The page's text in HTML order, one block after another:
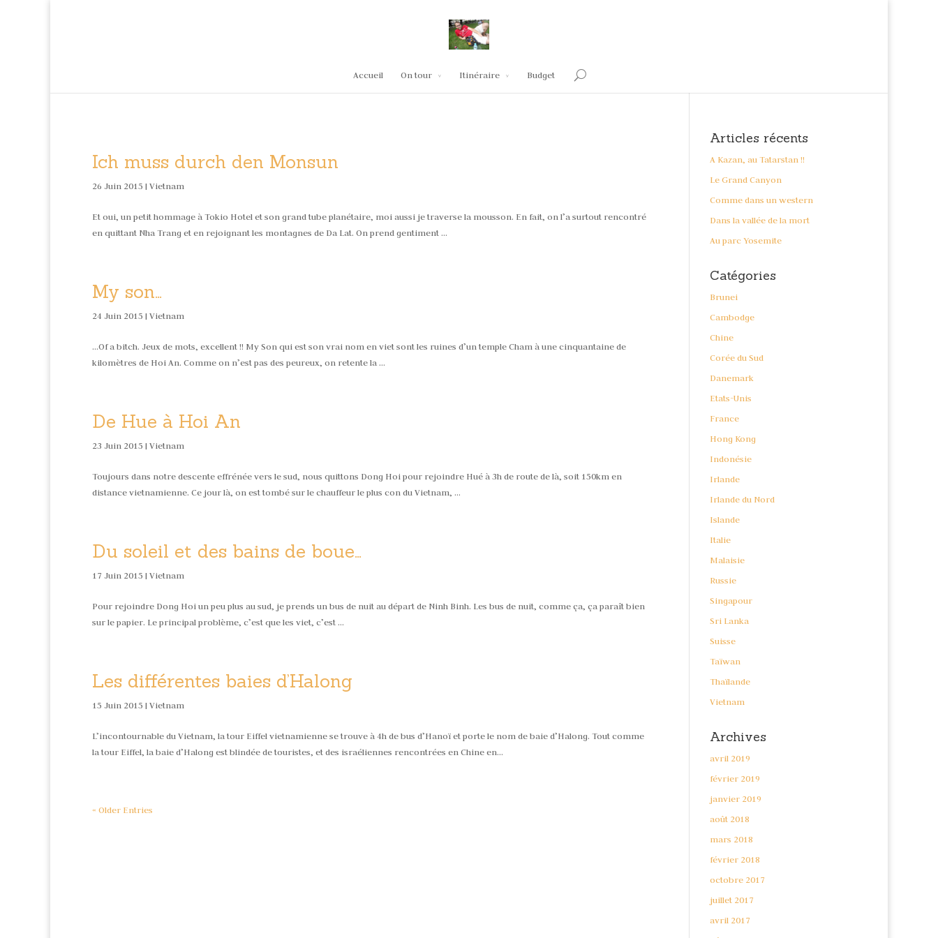
Accueil On tour Itinéraire Budget
Ich muss durch den Monsun
26 Juin 2015 | Vietnam
Et oui, un petit hommage à Tokio Hotel et son grand tube planétaire, moi aussi je traverse la mousson. En fait, on l’a surtout rencontré
en quittant Nha Trang et en rejoignant les montagnes de Da Lat. On prend gentiment …
My son…
24 Juin 2015 | Vietnam
…Of a bitch. Jeux de mots, excellent !! My Son qui est son vrai nom en viet sont les ruines d’un temple Cham à une cinquantaine de
kilomètres de Hoi An. Comme on n’est pas des peureux, on retente la …
De Hue à Hoi An
23 Juin 2015 | Vietnam
Toujours dans notre descente effrénée vers le sud, nous quittons Dong Hoi pour rejoindre Hué à 3h de route de là, soit 150km en
distance vietnamienne. Ce jour là, on est tombé sur le chauffeur le plus con du Vietnam, …
Du soleil et des bains de boue…
17 Juin 2015 | Vietnam
Pour rejoindre Dong Hoi un peu plus au sud, je prends un bus de nuit au départ de Ninh Binh. Les bus de nuit, comme ça, ça paraît bien
sur le papier. Le principal problème, c’est que les viet, c’est …
Les différentes baies d’Halong
15 Juin 2015 | Vietnam
L’incontournable du Vietnam, la tour Eiffel vietnamienne se trouve à 4h de bus d’Hanoï et porte le nom de baie d’Halong. Tout comme
la tour Eiffel, la baie d’Halong est blindée de touristes, et des israéliennes rencontrées en Chine en...
« Older Entries
Articles récents
A Kazan, au Tatarstan !!
Le Grand Canyon
Comme dans un western
Dans la vallée de la mort
Au parc Yosemite
Catégories
Brunei
Cambodge
Chine
Corée du Sud
Danemark
Etats-Unis
France
Hong Kong
Indonésie
Irlande
Irlande du Nord
Islande
Italie
Malaisie
Russie
Singapour
Sri Lanka
Suisse
Taïwan
Thaïlande
Vietnam
Archives
avril 2019
février 2019
janvier 2019
août 2018
mars 2018
février 2018
octobre 2017
juillet 2017
avril 2017